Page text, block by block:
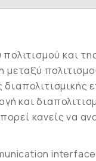
και
και
κανείς να